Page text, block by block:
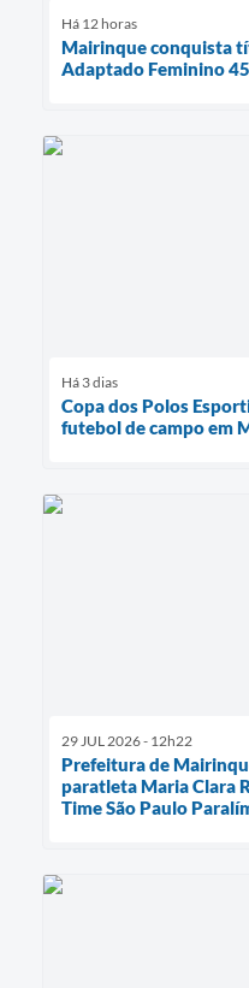
Há 12 horas
Mairinque conquista
Adaptado Feminino
Há 3 dias
Copa dos Polos
futebol de campo em
29 JUL 2026 - 12h22
Prefeitura de
paratleta Maria Clara
Time São Paulo